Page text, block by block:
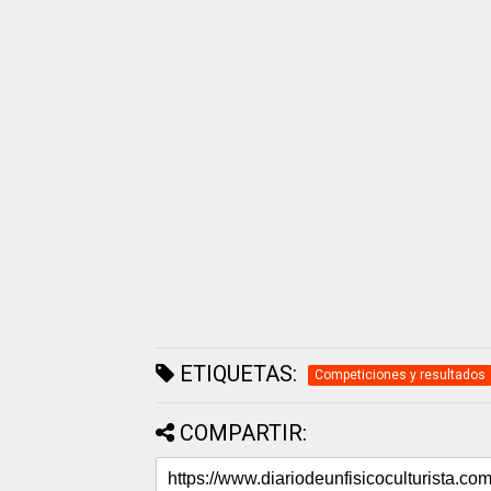
ETIQUETAS: Competiciones y resultados
COMPARTIR: